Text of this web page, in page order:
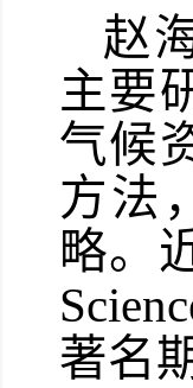
赵
主要
气候
方法
略。
著名